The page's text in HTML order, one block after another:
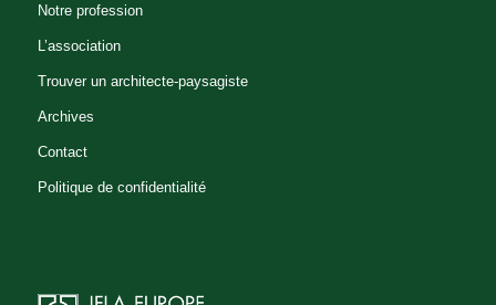
Notre profession
L’association
Trouver un architecte-paysagiste
Archives
Contact
Politique de confidentialité